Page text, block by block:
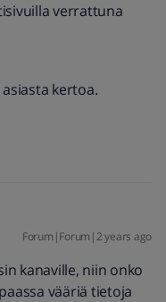
verrattuna
kertoa.
Forum|Forum|2 years ago
kanaville, niin onko
vääriä tietoja